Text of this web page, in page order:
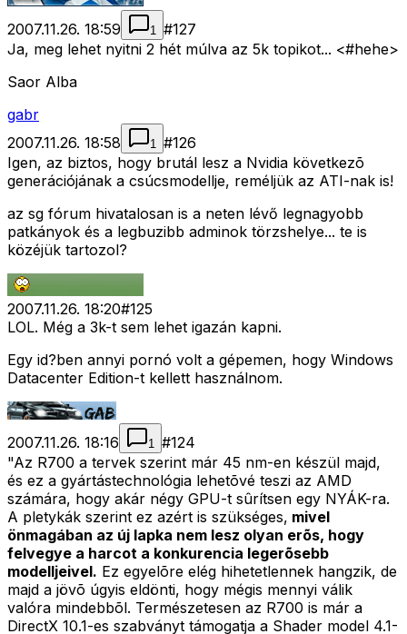
2007.11.26. 18:59 1 #127
Ja, meg lehet nyitni 2 hét múlva az 5k topikot... <#hehe>
Saor Alba
gabr
2007.11.26. 18:58
1 #126
Igen, az biztos, hogy brutál lesz a Nvidia következõ
generációjának a csúcsmodellje, reméljük az ATI-nak is!
az sg fórum hivatalosan is a neten lévő legnagyobb
patkányok és a legbuzibb adminok törzshelye... te is
közéjük tartozol?
2007.11.26. 18:20#125
LOL. Még a 3k-t sem lehet igazán kapni.
Egy id?ben annyi pornó volt a gépemen, hogy Windows
Datacenter Edition-t kellett használnom.
2007.11.26. 18:16 1 #124
"Az R700 a tervek szerint már 45 nm-en készül majd,
és ez a gyártástechnológia lehetõvé teszi az AMD
számára, hogy akár négy GPU-t sûrítsen egy NYÁK-ra.
A pletykák szerint ez azért is szükséges, mivel
önmagában az új lapka nem lesz olyan erõs, hogy
felvegye a harcot a konkurencia legerõsebb
modelljeivel. Ez egyelõre elég hihetetlennek hangzik, de
majd a jövõ úgyis eldönti, hogy mégis mennyi válik
valóra mindebbõl. Természetesen az R700 is már a
DirectX 10.1-es szabványt támogatja a Shader model 4.1-